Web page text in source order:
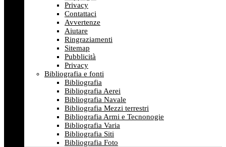
Privacy
Contattaci
Avvertenze
Aiutare
Ringraziamenti
Sitemap
Pubblicità
Privacy
Bibliografia e fonti
Bibliografia
Bibliografia Aerei
Bibliografia Navale
Bibliografia Mezzi terrestri
Bibliografia Armi e Tecnonogie
Bibliografia Varia
Bibliografia Siti
Bibliografia Foto